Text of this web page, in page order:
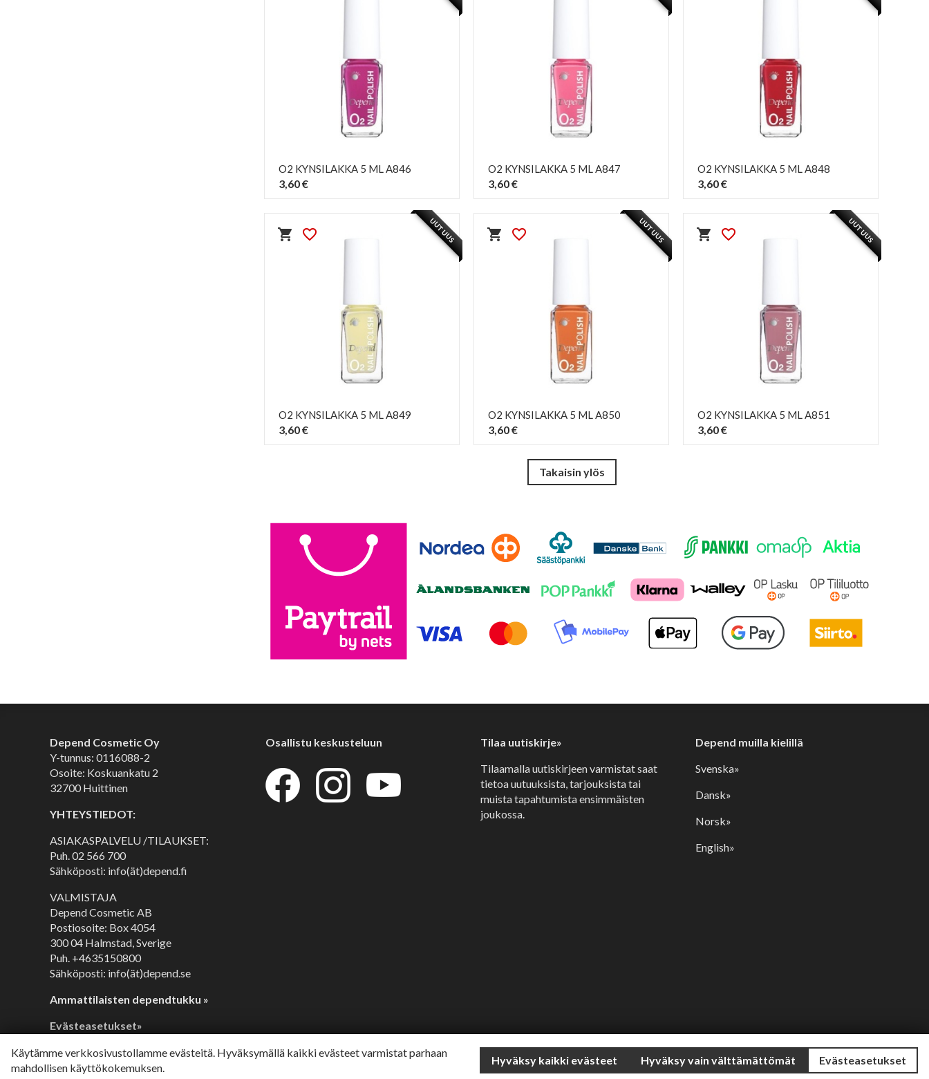
Käytämme verkkosivustollamme evästeitä. Hyväksymällä kaikki evästeet varmistat parhaan
mahdollisen käyttökokemuksen.
Hyväksy kaikki evästeet Hyväksy vain välttämättömät Evästeasetukset
O2 KYNSILAKKA 5 ML A846
3,60 €
O2 KYNSILAKKA 5 ML A847
3,60 €
O2 KYNSILAKKA 5 ML A848
3,60 €
shopping_cart favorite_border UUTUUS
O2 KYNSILAKKA 5 ML A849
3,60 €
shopping_cart favorite_border UUTUUS
O2 KYNSILAKKA 5 ML A850
3,60 €
shopping_cart favorite_border UUTUUS
O2 KYNSILAKKA 5 ML A851
3,60 €
Depend Cosmetic Oy
Y-tunnus: 0116088-2
Osoite: Koskuankatu 2
32700 Huittinen
YHTEYSTIEDOT:
ASIAKASPALVELU /TILAUKSET:
Puh.02 566 700
Sähköposti: info(ät)depend.fi
VALMISTAJA
Depend Cosmetic AB
Postiosoite: Box 4054
300 04 Halmstad, Sverige
Puh. +4635150800
Sähköposti: info(ät)depend.se
Ammattilaisten dependtukku »
Evästeasetukset»
Osallistu keskusteluun
Tilaa uutiskirje»
Tilaamalla uutiskirjeen varmistat saat
tietoa uutuuksista, tarjouksista tai
muista tapahtumista ensimmäisten
joukossa.
Depend muilla kielillä
Svenska»
Dansk»
Norsk»
English»